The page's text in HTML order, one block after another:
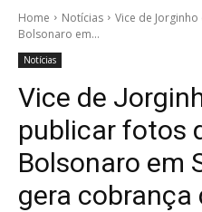
Home Notícias
Vice de
Bolsonaro em...
Notícias
Vice de
publicar fotos
Bolsonaro em
gera